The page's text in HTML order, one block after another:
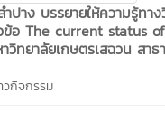
ปาง บรรยายให้ความรู้ทา
ข้อ The current status
ทยาลัยเกษตรเสฉวน สา
วกิจกรรม